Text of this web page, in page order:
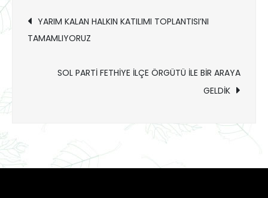
Yazı
gezinmesi
YARIM KALAN HALKIN KATILIMI TOPLANTISI’NI
TAMAMLIYORUZ
SOL PARTİ FETHİYE İLÇE ÖRGÜTÜ İLE BİR ARAYA
GELDİK